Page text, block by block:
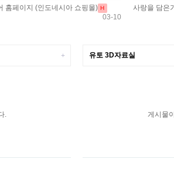
홈페이지 (인도네시아 쇼핑몰) H
03-10
사랑을 담은
.
+ 유토 3D자료실
게시물